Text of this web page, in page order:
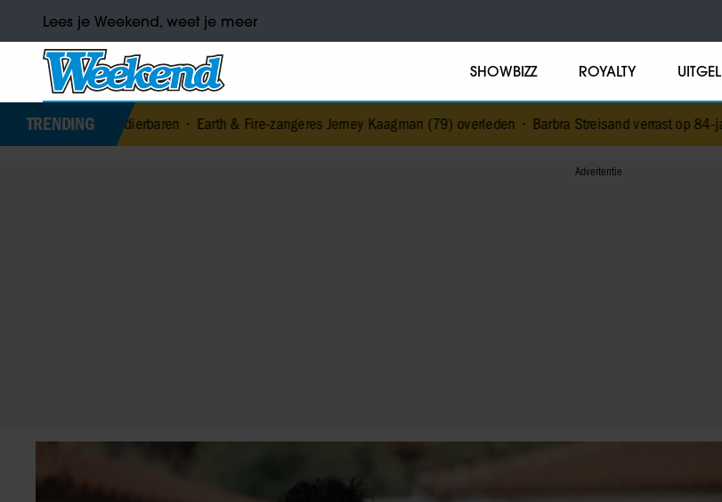
Lees je Weekend, weet je meer
SHOWBIZZ ROYALTY
TRENDING
dierbaren • Earth & Fire-zangeres Jerney Kaagman (79) overleden•Barbra Streisand verrast op 84-jarige leeftijd